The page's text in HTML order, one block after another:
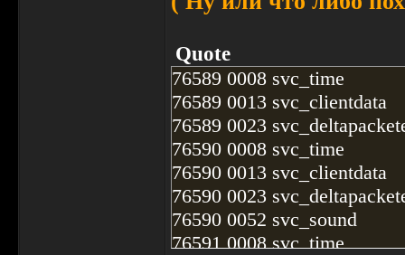
Quote
76589 0008 svc_time
76589 0013 svc_clientdata
76589 0023
76590 0008 svc_time
76590 0013 svc_clientdata
76590 0023
76590 0052 svc_sound
76591 0008 svc_time